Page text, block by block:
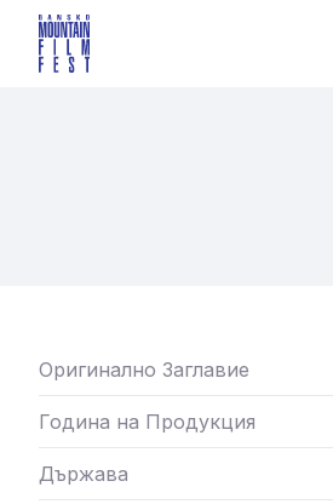
Оригинално Заглавие
Година на Продукция
Държава